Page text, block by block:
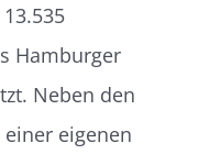
Hamburger
Neben den
eigenen